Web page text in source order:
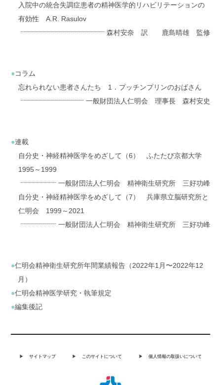
入院中の統合失調症患者の精神医学的リハビリテーションの
有効性 A.R. Rasulov
森村安奈 訳 鹿島晴雄 監修
コラム
忘れられない患者さんたち 1．プッチンプリンのおばさん
一般財団法人仁明会 理事長 森村安史
連載
自分史・神経精神医学をめざして（6） ふたたび京都大学
1995～1999
一般財団法人仁明会 精神衛生研究所 三好功峰
自分史・神経精神医学をめざして（7） 兵庫県立脳研究所と
仁明会 1999～2021
一般財団法人仁明会 精神衛生研究所 三好功峰
仁明会精神衛生研究所年間業績報告（2022年1月〜2022年12
月）
仁明会精神医学研究・執筆規定
編集後記
サイトマップ このサイトについて 個人情報の取扱いについて